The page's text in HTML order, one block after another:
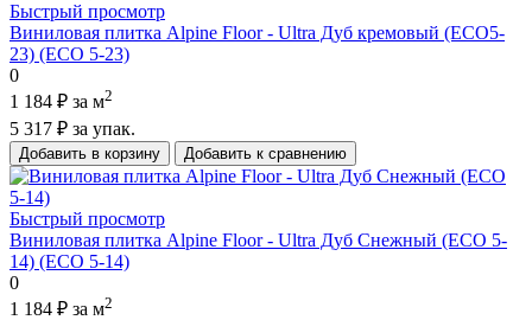
Быстрый просмотр
Виниловая плитка Alpine Floor - Ultra Дуб кремовый (ЕСО5-
23) (ECO 5-23)
0
1 184 ₽ за м2
5 317 ₽ за упак.
Добавить в корзину Добавить к сравнению
Быстрый просмотр
Виниловая плитка Alpine Floor - Ultra Дуб Снежный (ECO 5-
14) (ECO 5-14)
0
1 184 ₽ за м2